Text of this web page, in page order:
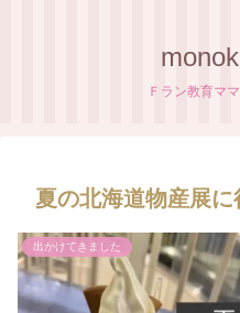
Ｆラン教育マ
夏の北海道物産展
出かけてきました